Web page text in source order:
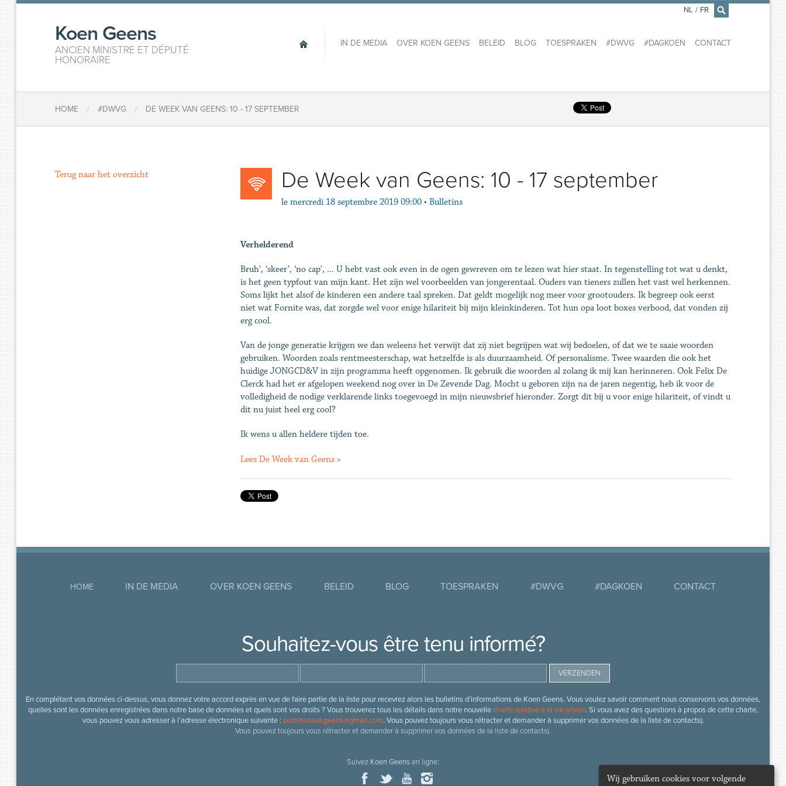
×
Koen Geens
ANCIEN MINISTRE ET DÉPUTÉ
HONORAIRE
IN DE MEDIA OVER KOEN GEENS BELEID BLOG TOESPRAKEN #DWVG #DAGKOEN CONTACT
NL / FR
HOME / #DWVG / DE WEEK VAN GEENS: 10 - 17 SEPTEMBER
De Week van Geens: 10 - 17 september
le mercredi 18 septembre 2019 09:00 • Bulletins
Verhelderend
Bruh’, ‘skeer’, ‘no cap’, ... U hebt vast ook even in de ogen gewreven om te lezen wat hier staat. In tegenstelling tot wat u denkt,
is het geen typfout van mijn kant. Het zijn wel voorbeelden van jongerentaal. Ouders van tieners zullen het vast wel herkennen.
Soms lijkt het alsof de kinderen een andere taal spreken. Dat geldt mogelijk nog meer voor grootouders. Ik begreep ook eerst
niet wat Fornite was, dat zorgde wel voor enige hilariteit bij mijn kleinkinderen. Tot hun opa loot boxes verbood, dat vonden zij
erg cool.
Van de jonge generatie krijgen we dan weleens het verwijt dat zij niet begrijpen wat wij bedoelen, of dat we te saaie woorden
gebruiken. Woorden zoals rentmeesterschap, wat hetzelfde is als duurzaamheid. Of personalisme. Twee waarden die ook het
huidige JONGCD&V in zijn programma heeft opgenomen. Ik gebruik die woorden al zolang ik mij kan herinneren. Ook Felix De
Clerck had het er afgelopen weekend nog over in De Zevende Dag. Mocht u geboren zijn na de jaren negentig, heb ik voor de
volledigheid de nodige verklarende links toegevoegd in mijn nieuwsbrief hieronder. Zorgt dit bij u voor enige hilariteit, of vindt u
dit nu juist heel erg cool?
Ik wens u allen heldere tijden toe.
Lees De Week van Geens »
Terug naar het overzicht
HOME IN DE MEDIA OVER KOEN GEENS BELEID BLOG TOESPRAKEN #DWVG #DAGKOEN CONTACT
Souhaitez-vous être tenu informé?
En complétant vos données ci-dessus, vous donnez votre accord exprès en vue de faire partie de la liste pour recevrez alors les bulletins d’informations de Koen Geens. Vous voulez savoir comment nous conservons vos données,
quelles sont les données enregistrées dans notre base de données et quels sont vos droits ? Vous trouverez tous les détails dans notre nouvellecharte relative à la vie privée. Si vous avez des questions à propos de cette charte,
vous pouvez vous adresser à l’adresse électronique suivante : secretariaat.geens@gmail.com. Vous pouvez toujours vous rétracter et demander à supprimer vos données de la liste de contacts).
Vous pouvez toujours vous rétracter et demander à supprimer vos données de la liste de contacts).
Suivez Koen Geensen ligne:
Wij gebruiken cookies voor volgende